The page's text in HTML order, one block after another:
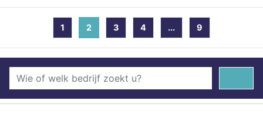
1 2 (current)
3 4 ... 9